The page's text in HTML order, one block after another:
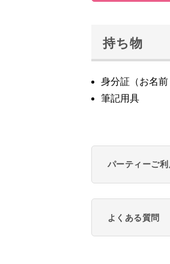
持ち物
身分証（お名
筆記用具
パーティーご
よくある質問